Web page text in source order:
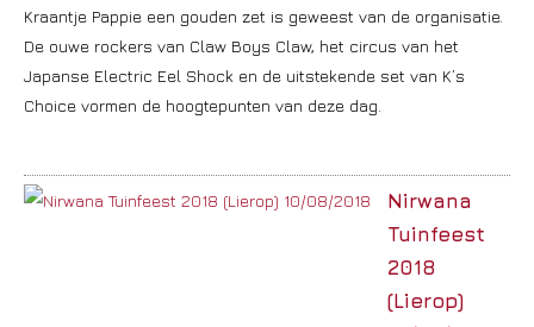
Kraantje Pappie een gouden zet is geweest van de organisatie.
De ouwe rockers van Claw Boys Claw, het circus van het
Japanse Electric Eel Shock en de uitstekende set van K’s
Choice vormen de hoogtepunten van deze dag.
Nirwana
Tuinfeest
2018
(Lierop)